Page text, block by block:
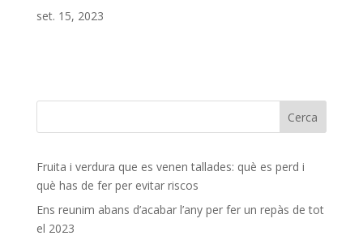
set. 15, 2023
Fruita i verdura que es venen tallades: què es perd i
què has de fer per evitar riscos
Ens reunim abans d’acabar l’any per fer un repàs de tot
el 2023